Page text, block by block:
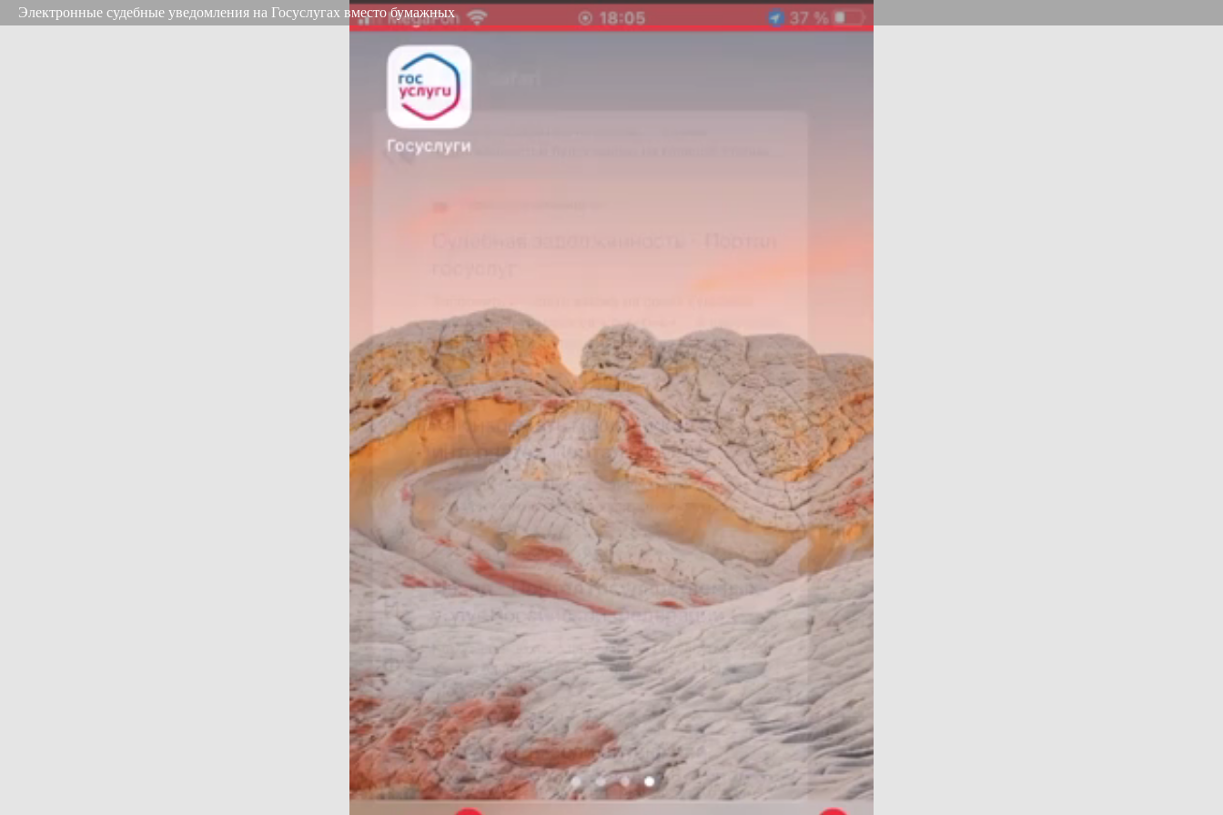
Электронные судебные уведомления на Госуслугах вместо бумажных